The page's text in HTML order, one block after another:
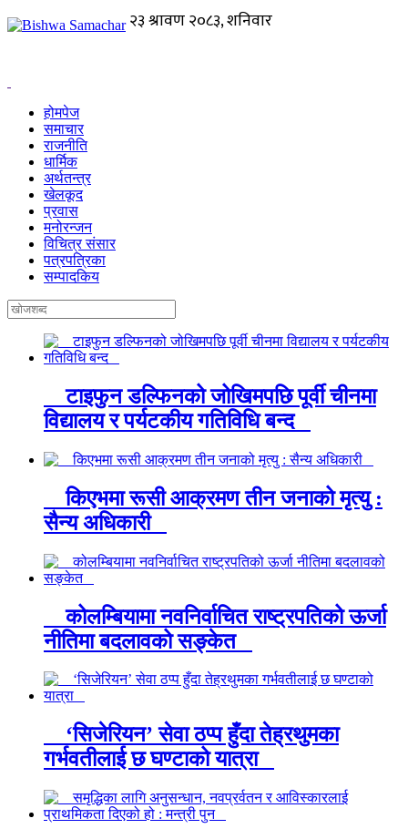
होमपेज
समाचार
राजनीति
धार्मिक
अर्थतन्त्र
खेलकूद
प्रवास
मनोरन्जन
विचित्र संसार
पत्रपत्रिका
सम्पादकिय
टाइफुन डल्फिनको जोखिमपछि पूर्वी चीनमा
विद्यालय र पर्यटकीय गतिविधि बन्द
किएभमा रूसी आक्रमण तीन जनाको मृत्यु :
सैन्य अधिकारी
कोलम्बियामा नवनिर्वाचित राष्ट्रपतिको ऊर्जा
नीतिमा बदलावको सङ्केत
‘सिजेरियन’ सेवा ठप्प हुँदा तेह्रथुमका
गर्भवतीलाई छ घण्टाको यात्रा